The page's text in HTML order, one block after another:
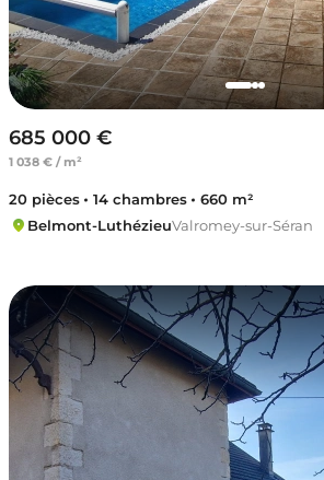
685 000 €
1 038 € / m²
20 pièces 14 chambres
660 m²
Belmont-LuthézieuValromey-sur-Séran